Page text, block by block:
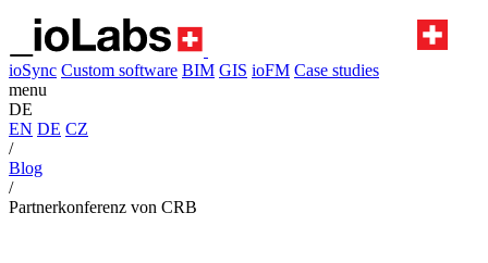
ioSync Custom software BIM GIS ioFM Case studies
menu
DE
EN DE CZ
/
Blog
/
Partnerkonferenz von CRB